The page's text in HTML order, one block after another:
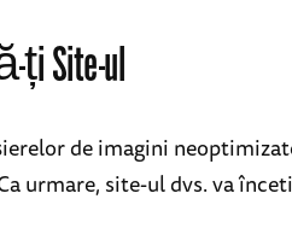
ți Site-ul
de imagini
urmare, site-ul dvs. va